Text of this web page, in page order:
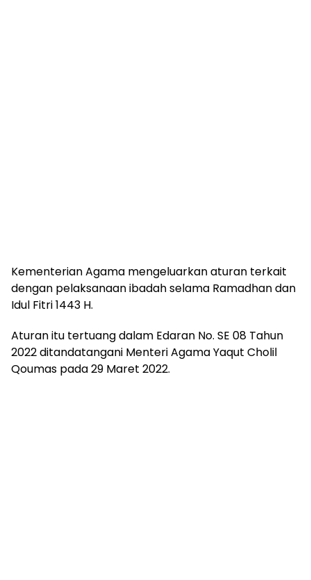
Kementerian Agama mengeluarkan aturan terkait
dengan pelaksanaan ibadah selama Ramadhan dan
Idul Fitri 1443 H.
Aturan itu tertuang dalam Edaran No. SE 08 Tahun
2022 ditandatangani Menteri Agama Yaqut Cholil
Qoumas pada 29 Maret 2022.